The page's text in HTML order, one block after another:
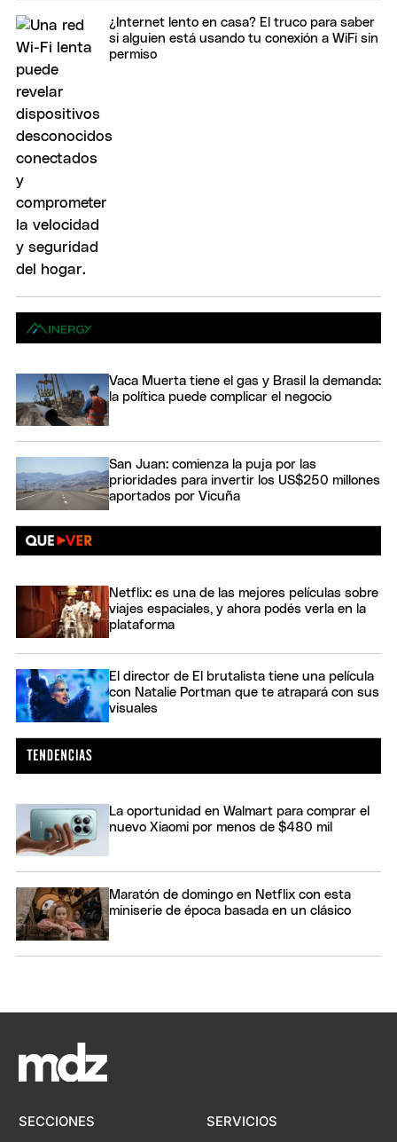
¿Internet lento en casa? El truco para saber
si alguien está usando tu conexión a WiFi sin
permiso
Vaca Muerta tiene el gas y Brasil la demanda:
la política puede complicar el negocio
San Juan: comienza la puja por las
prioridades para invertir los US$250 millones
aportados por Vicuña
Netflix: es una de las mejores películas sobre
viajes espaciales, y ahora podés verla en la
plataforma
El director de El brutalista tiene una película
con Natalie Portman que te atrapará con sus
visuales
La oportunidad en Walmart para comprar el
nuevo Xiaomi por menos de $480 mil
Maratón de domingo en Netflix con esta
miniserie de época basada en un clásico
SECCIONES SERVICIOS